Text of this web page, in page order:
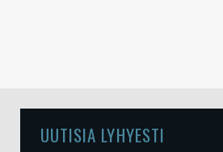
UUTISIA LYHYESTI